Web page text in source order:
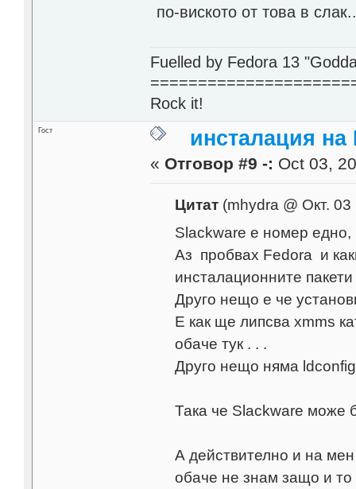
по-виското от това в
Fuelled by Fedora 13
Rock it!
Гост инсталация
« Отговор #9 -: Oct 03,
Цитат(mhydra @ Окт. 03
Slackwаre е номер едно,
Аз пробвах Fedora и
инсталационните
Друго нещо е че
Е как ще липсва xmms
обаче тук . . .
Друго нещо няма
Така че Slackware може
А действително и на
обаче не знам защо и то